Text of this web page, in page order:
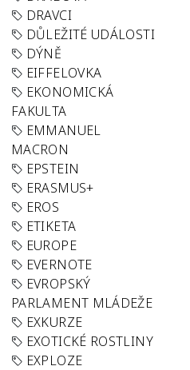
DRAVCI
DŮLEŽITÉ UDÁLOSTI
DÝNĚ
EIFFELOVKA
EKONOMICKÁ
FAKULTA
EMMANUEL
MACRON
EPSTEIN
ERASMUS+
EROS
ETIKETA
EUROPE
EVERNOTE
EVROPSKÝ
PARLAMENT MLÁDEŽE
EXKURZE
EXOTICKÉ ROSTLINY
EXPLOZE